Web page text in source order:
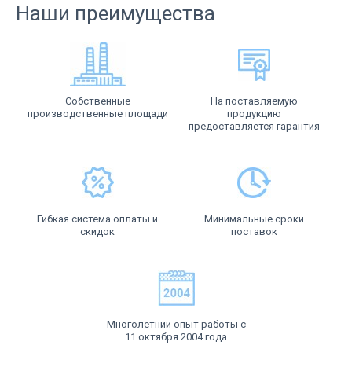
Наши преимущества
Собственные
производственные площади
На поставляемую
продукцию
предоставляется гарантия
Гибкая система оплаты и
скидок
Минимальные сроки
поставок
Многолетний опыт работы с
11 октября 2004 года